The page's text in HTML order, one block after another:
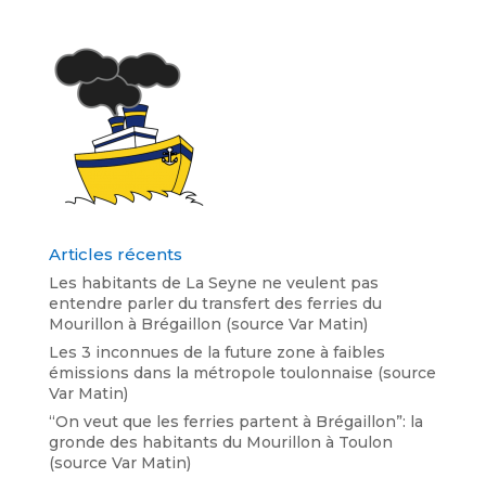
Articles récents
Les habitants de La Seyne ne veulent pas
entendre parler du transfert des ferries du
Mourillon à Brégaillon (source Var Matin)
Les 3 inconnues de la future zone à faibles
émissions dans la métropole toulonnaise (source
Var Matin)
“On veut que les ferries partent à Brégaillon”: la
gronde des habitants du Mourillon à Toulon
(source Var Matin)